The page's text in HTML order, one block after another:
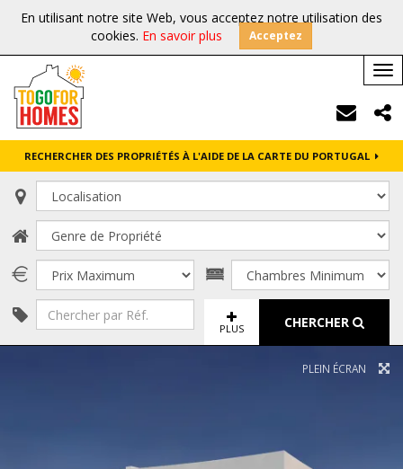
En utilisant notre site Web, vous acceptez notre utilisation des
cookies. En savoir plus Acceptez
RECHERCHER DES PROPRIÉTÉS À L'AIDE DE LA CARTE DU PORTUGAL
PLUS CHERCHER
PLEIN ÉCRAN